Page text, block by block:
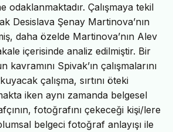
odaklanmaktadır. Çalışmaya tekil
Desislava Şenay Martinova’nın
daha özelde Martinova’nın Alev
içerisinde analiz edilmiştir. Bir
Spivak’ın çalışmalarını
çalışma, sırtını öteki
iken aynı zamanda belgesel
fotoğrafını çekeceği kişi/lere
belgeci fotoğraf anlayışı ile